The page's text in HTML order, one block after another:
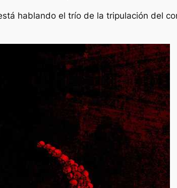
hablando el trío de la tripulación del